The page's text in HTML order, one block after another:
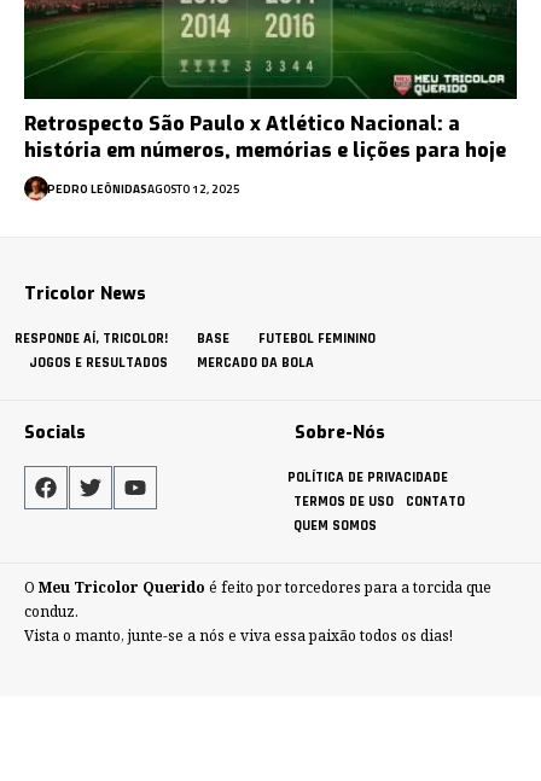
Retrospecto São Paulo x Atlético Nacional: a
história em números, memórias e lições para hoje
PEDRO LEÔNIDASAGOSTO 12, 2025
Tricolor News
RESPONDE AÍ, TRICOLOR! BASE
FUTEBOL FEMININO
JOGOS E RESULTADOS
MERCADO DA BOLA
Socials Sobre-Nós
POLÍTICA DE PRIVACIDADE
TERMOS DE USO
CONTATO
QUEM SOMOS
O Meu Tricolor Querido é feito por torcedores para a torcida que
conduz.
Vista o manto, junte-se a nós e viva essa paixão todos os dias!